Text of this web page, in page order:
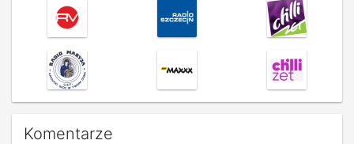
Komentarze